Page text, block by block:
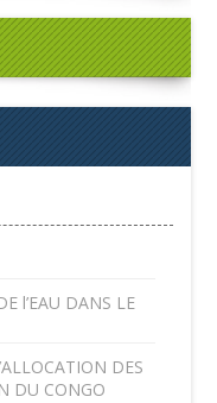
l’EAU DANS LE
DES
DU CONGO